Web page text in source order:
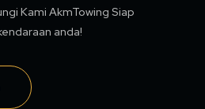
Kami AkmTowing Siap
anda!